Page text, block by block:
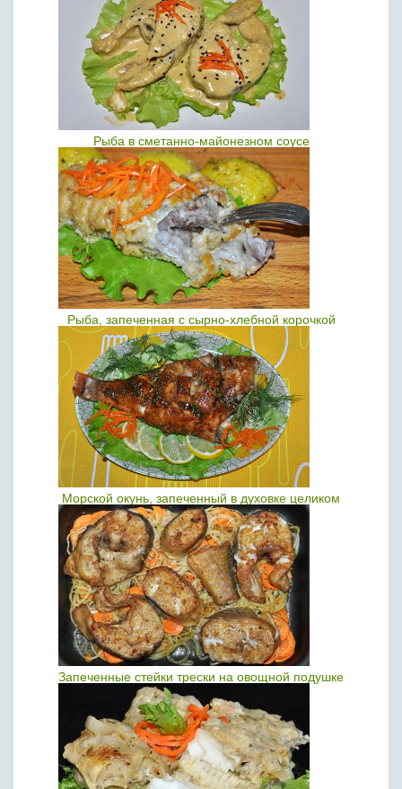
Рыба в сметанно-майонезном соусе
Рыба, запеченная с сырно-хлебной корочкой
Морской окунь, запеченный в духовке целиком
Запеченные стейки трески на овощной подушке